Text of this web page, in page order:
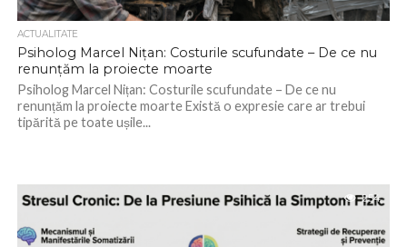
ACTUALITATE
Psiholog Marcel Nițan: Costurile scufundate – De ce nu
renunțăm la proiecte moarte
Psiholog Marcel Nițan: Costurile scufundate – De ce nu
renunțăm la proiecte moarte Există o expresie care ar trebui
tipărită pe toate ușile...
254